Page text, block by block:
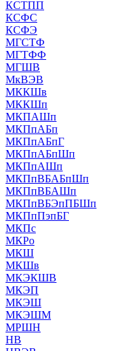
КСТПП
КСФС
КСФЭ
МГСТФ
МГТФФ
МГШВ
МкВЭВ
МККШв
МККШп
МКПАШп
МКПпАБп
МКПпАБпГ
МКПпАБпШп
МКПпАШп
МКПпВБАБпШп
МКПпВБАШп
МКПпВБЭпПБШп
МКПпПэпБГ
МКПс
МКРо
МКШ
МКШв
МКЭКШВ
МКЭП
МКЭШ
МКЭШМ
МРШН
НВ